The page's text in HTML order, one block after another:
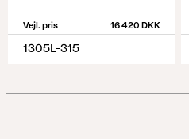
Vejl. pris 16 420 DKK
1305L-315